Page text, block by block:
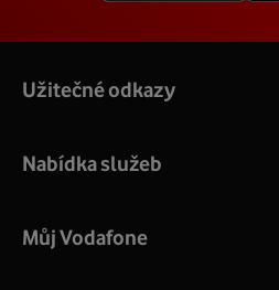
Užitečné odkazy
Nabídka služeb
Můj Vodafone